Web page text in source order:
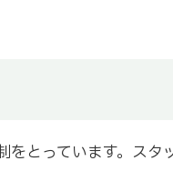
とっています。スタ